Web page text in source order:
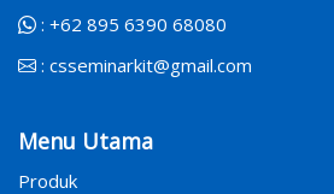
: +62 895 6390 68080
: csseminarkit@gmail.com
Menu Utama
Produk